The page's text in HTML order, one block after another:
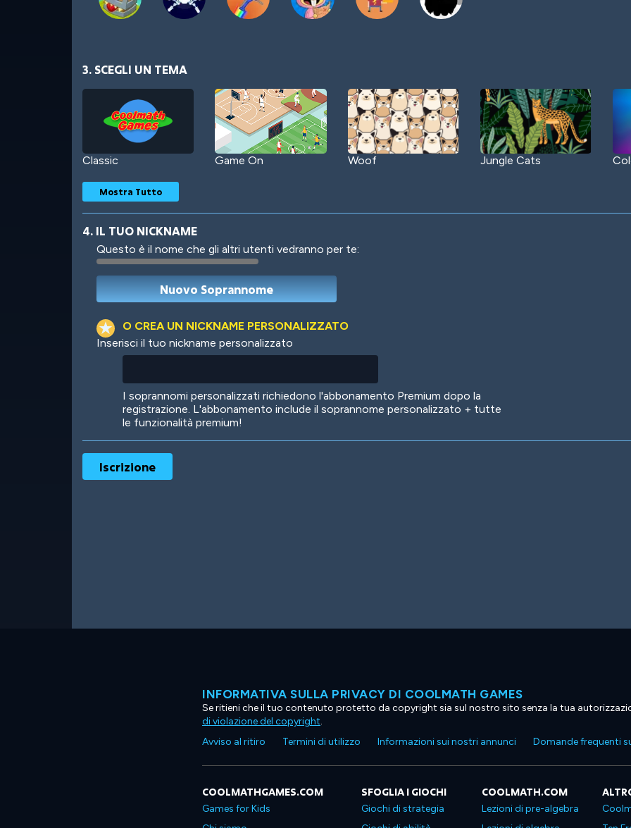
3. SCEGLI UN TEMA
Classic Game On Woof Jungle Cats
Robotic International
Ooh! Aah!
Mostra Tutto
4. IL TUO NICKNAME
Questo è il nome che gli altri utenti vedranno per te:
O CREA UN NICKNAME PERSONALIZZATO
Inserisci il tuo nickname personalizzato
I soprannomi personalizzati richiedono l'abbonamento Premium dopo la
registrazione. L'abbonamento include il soprannome personalizzato + tutte
le funzionalità premium!
INFORMATIVA SULLA PRIVACY DI COOLMATH GAMES
Se ritieni che il tuo contenuto protetto da copyright sia sul nostro sito senza la tua
di violazione del copyright.
Avviso al ritiro
Termini di utilizzo Informazioni sui nostri annunci Domande frequenti
COOLMATHGAMES.COM
Games for Kids
SFOGLIA I GIOCHI
Giochi di strategia
COOLMATH.COM
Lezioni di pre-algebra